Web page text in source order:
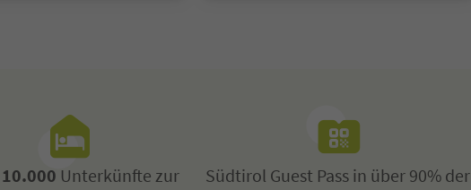
Unterkünfte zur
Südtirol Guest Pass in über 90% der